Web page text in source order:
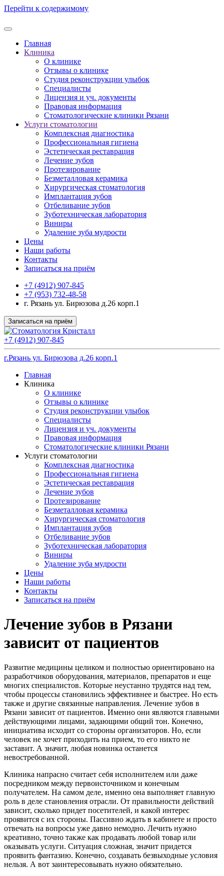
Перейти к содержимому
Главная
Клиника
О клинике
Отзывы о клинике
Студия реконструкции улыбок
Специалисты
Лицензия и уч. документы
Правовая информация
Стоматологические клиники Рязани
Услуги стоматологии
Комплексная диагностика
Профессиональная гигиена
Эстетическая реставрация
Лечение зубов
Протезирование
Безметалловая керамика
Хирургическая стоматология
Имплантация зубов
Отбеливание зубов
Зуботехническая лаборатория
Виниры
Удаление зуба мудрости
Цены
Наши работы
Контакты
Записаться на приём
+7 (4912) 907-845
+7 (953) 732-48-58
г. Рязань ул. Бирюзова д.26 корп.1
Записаться на приём
+7 (4912) 907-845
г.Рязань ул. Бирюзова д.26 корп.1
Главная
Клиника
О клинике
Отзывы о клинике
Студия реконструкции улыбок
Специалисты
Лицензия и уч. документы
Правовая информация
Стоматологические клиники Рязани
Услуги стоматологии
Комплексная диагностика
Профессиональная гигиена
Эстетическая реставрация
Лечение зубов
Протезирование
Безметалловая керамика
Хирургическая стоматология
Имплантация зубов
Отбеливание зубов
Зуботехническая лаборатория
Виниры
Удаление зуба мудрости
Цены
Наши работы
Контакты
Записаться на приём
Лечение зубов в Рязани
зависит от пациентов
Развитие медицины целиком и полностью ориентировано на
разработчиков оборудования, материалов, препаратов и еще
многих специалистов. Которые неустанно трудятся над тем,
чтобы процессы становились эффективнее и быстрее. Но есть
также и другие связанные направления. Лечение зубов в
Рязани зависит от пациентов. Именно они являются главными
действующими лицами, задающими общий тон. Конечно,
инициатива исходит со стороны организаторов. Но, если
человек не хочет приходить на прием, то его никто не
заставит. А значит, любая новинка останется
невостребованной.
Клиника напрасно считает себя исполнителем или даже
посредником между первоисточником и конечным
получателем. На самом деле, именно она выполняет главную
роль в деле становления отрасли. От правильности действий
зависит, сколько придет посетителей, и какой интерес
проявится с их стороны. Пассивно ждать в кабинете и просто
отвечать на вопросы уже давно немодно. Лечить нужно
креативно, точно также как продавать любой товар или
оказывать услуги. Ситуация сложная, значит придется
проявить фантазию. Конечно, создавать безвыходные условия
нельзя. А вот заинтересовывать нужно обязательно.